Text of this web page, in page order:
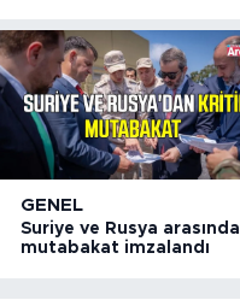
GENEL
Suriye ve Rusya arasında
mutabakat imzalandı